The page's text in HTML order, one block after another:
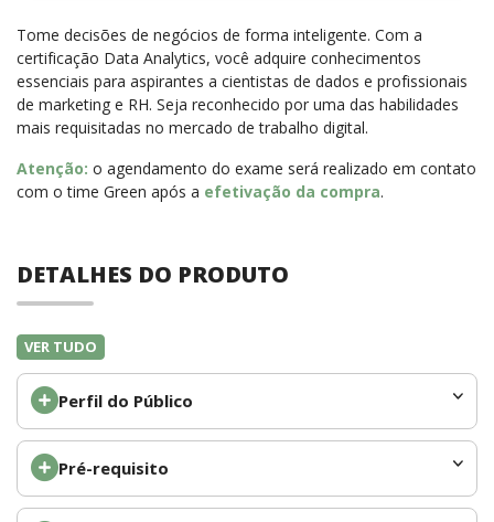
Tome decisões de negócios de forma inteligente. Com a
certificação Data Analytics, você adquire conhecimentos
essenciais para aspirantes a cientistas de dados e profissionais
de marketing e RH. Seja reconhecido por uma das habilidades
mais requisitadas no mercado de trabalho digital.
Atenção: o agendamento do exame será realizado em contato
com o time Green após a efetivação da compra.
DETALHES DO PRODUTO
VER TUDO
Perfil do Público
Pré-requisito